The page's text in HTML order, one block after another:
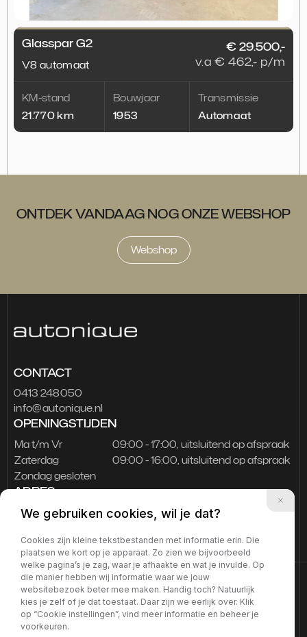
Glasspar G2
V8 automaat
€ 29.500,-
v.a € 462,- p/m
KM-stand
21.770 km
Bouwjaar
1953
Transmissie
Automaat
ONTDEK VANDAAG NOG ONZE WEBSHOP
Webshop
CONTACT
0413 248050
info@autonique.nl
OPENINGSTIJDEN
Ma t/m Vr
09:00 - 17:00, uitsluitend op afspraak
Zaterdag
09:00 - 16:00, uitsluitend op afspraak
Zondag gesloten
ADRES
Loopkantstraat 10a
Privacy verklaring
We gebruiken cookies, wil je dat?
Cookies zijn kleine tekstbestanden met informatie erin. Die
plaatsen we kort op je apparaat. Zo zien we bijvoorbeeld
welke pagina’s je zag, waar je afhaakte en wat je invulde. Op
die manier hebben wij informatie waar we jouw
websitebezoek beter mee maken. Handig toch? Natuurlijk
kies je zelf of je dat toestaat. Daar zijn we eerlijk over. Klik
op “Cookie instellingen”, vind meer informatie en beheer je
voorkeuren.